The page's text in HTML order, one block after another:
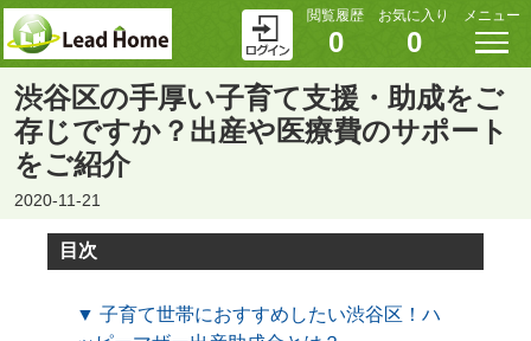
閲覧履歴
0
お気に入り
0
メニュー
渋谷区の手厚い子育て支援・助成をご
存じですか？出産や医療費のサポート
をご紹介
2020-11-21
目次
▼ 子育て世帯におすすめしたい渋谷区！ハ